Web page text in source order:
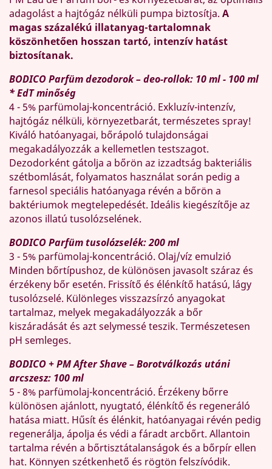
adagolást a hajtógáz nélküli pumpa biztosítja. A
magas százalékú illatanyag-tartalomnak
köszönhetően hosszan tartó, intenzív hatást
biztosítanak.
BODICO Parfüm dezodorok – deo-rollok: 10 ml - 100 ml
* EdT minőség
4 - 5% parfümolaj-koncentráció. Exkluzív-intenzív,
hajtógáz nélküli, környezetbarát, természetes spray!
Kiváló hatóanyagai, bőrápoló tulajdonságai
megakadályozzák a kellemetlen testszagot.
Dezodorként gátolja a bőrön az izzadtság bakteriális
szétbomlását, folyamatos használat során pedig a
farnesol speciális hatóanyaga révén a bőrön a
baktériumok megtelepedését. Ideális kiegészítője az
azonos illatú tusolózselének.
BODICO Parfüm tusolózselék: 200 ml
3 - 5% parfümolaj-koncentráció. Olaj/víz emulzió
Minden bőrtípushoz, de különösen javasolt száraz és
érzékeny bőr esetén. Frissítő és élénkítő hatású, lágy
tusolózselé. Különleges visszazsírzó anyagokat
tartalmaz, melyek megakadályozzák a bőr
kiszáradását és azt selymessé teszik. Természetesen
pH semleges.
BODICO + PM After Shave – Borotválkozás utáni
arcszesz: 100 ml
5 - 8% parfümolaj-koncentráció. Érzékeny bőrre
különösen ajánlott, nyugtató, élénkítő és regeneráló
hatása miatt. Hűsít és élénkit, hatóanyagai révén pedig
regenerálja, ápolja és védi a fáradt arcbőrt. Allantoin
tartalma révén a bőrtisztátalanságok és a bőrpír ellen
hat. Könnyen szétkenhető és rögtön felszívódik.